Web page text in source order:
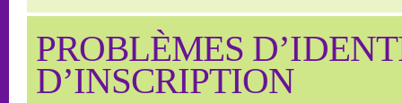
PROBLÈMES
D’INSCRIPTION